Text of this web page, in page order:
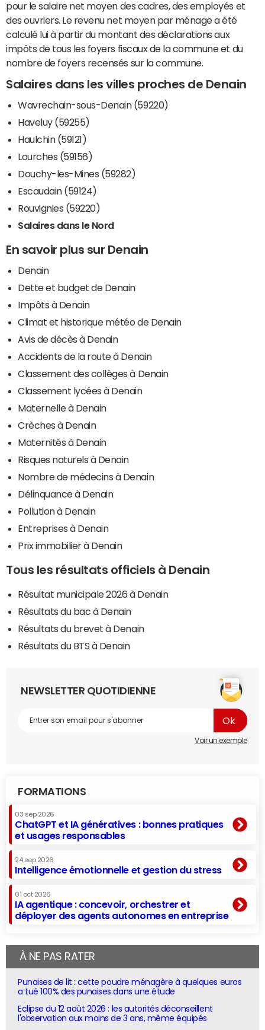
pour le salaire net moyen des cadres, des employés et
des ouvriers. Le revenu net moyen par ménage a été
calculé lui à partir du montant des déclarations aux
impôts de tous les foyers fiscaux de la commune et du
nombre de foyers recensés sur la commune.
Salaires dans les villes proches de Denain
Wavrechain-sous-Denain (59220)
Haveluy (59255)
Haulchin (59121)
Lourches (59156)
Douchy-les-Mines (59282)
Escaudain (59124)
Rouvignies (59220)
Salaires dans le Nord
En savoir plus sur Denain
Denain
Dette et budget de Denain
Impôts à Denain
Climat et historique météo de Denain
Avis de décès à Denain
Accidents de la route à Denain
Classement des collèges à Denain
Classement lycées à Denain
Maternelle à Denain
Crèches à Denain
Maternités à Denain
Risques naturels à Denain
Nombre de médecins à Denain
Délinquance à Denain
Pollution à Denain
Entreprises à Denain
Prix immobilier à Denain
Tous les résultats officiels à Denain
Résultat municipale 2026 à Denain
Résultats du bac à Denain
Résultats du brevet à Denain
Résultats du BTS à Denain
NEWSLETTER QUOTIDIENNE
Voir un exemple
FORMATIONS
03 sep 2026
ChatGPT et IA génératives : bonnes pratiques
et usages responsables
24 sep 2026
Intelligence émotionnelle et gestion du stress
01 oct 2026
IA agentique : concevoir, orchestrer et
déployer des agents autonomes en entreprise
À NE PAS RATER
Punaises de lit : cette poudre ménagère à quelques euros
a tué 100% des punaises dans une étude
Eclipse du 12 août 2026 : les autorités déconseillent
l'observation aux moins de 3 ans, même équipés